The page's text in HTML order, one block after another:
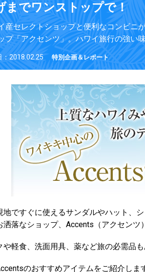
までワンストップで！
産セレクトショップと便利なコンビニ
プ「アクセンツ」。ハワイ旅行の強い
：2018.02.25 特別企画＆レポート
地ですぐに使えるサンダルやハット、
洒落なショップ、 Accents（アクセンツ
や軽食、洗面用具、 薬など旅の必需品
のおすすめアイテムをご紹介しま